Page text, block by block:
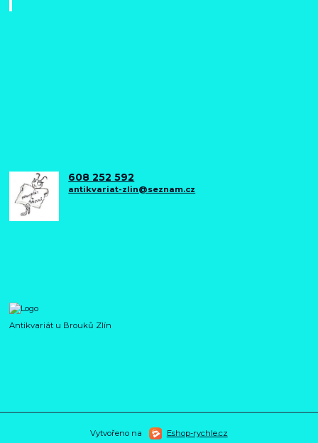
608 252 592
antikvariat-zlin@seznam.cz
Antikvariát u Brouků Zlín
Vytvořeno na Eshop-rychle.cz